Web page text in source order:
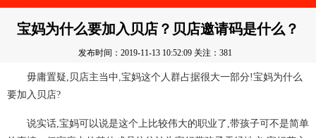
宝妈为什么要加入贝店？贝店邀请码是什么？
发布时间：2019-11-13 10:52:09 关注：381
毋庸置疑,贝店主当中,宝妈这个人群占据很大一部分!宝妈为什么
要加入贝店?
说实话,宝妈可以说是这个上比较伟大的职业了,带孩子可不是简单